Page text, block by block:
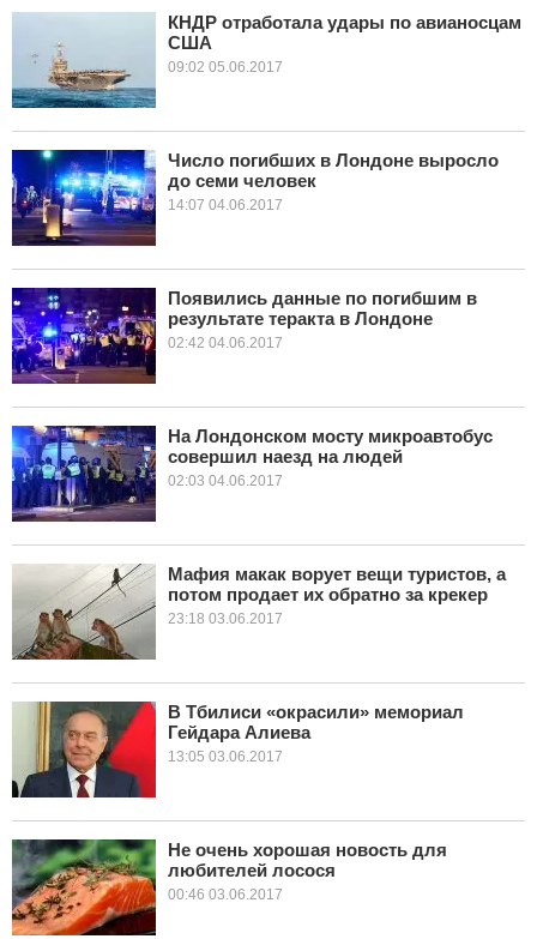
КНДР отработала удары по авианосцам
США
09:02 05.06.2017
Число погибших в Лондоне выросло
до семи человек
14:07 04.06.2017
Появились данные по погибшим в
результате теракта в Лондоне
02:42 04.06.2017
На Лондонском мосту микроавтобус
совершил наезд на людей
02:03 04.06.2017
Мафия макак ворует вещи туристов, а
потом продает их обратно за крекер
23:18 03.06.2017
В Тбилиси «окрасили» мемориал
Гейдара Алиева
13:05 03.06.2017
Не очень хорошая новость для
любителей лосося
00:46 03.06.2017